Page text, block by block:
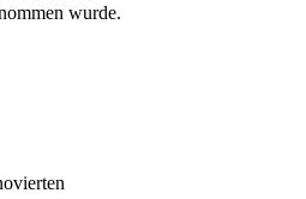
wurde.